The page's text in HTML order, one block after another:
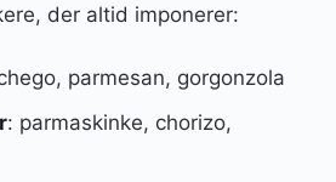
der altid imponerer:
parmesan, gorgonzola
: parmaskinke, chorizo,